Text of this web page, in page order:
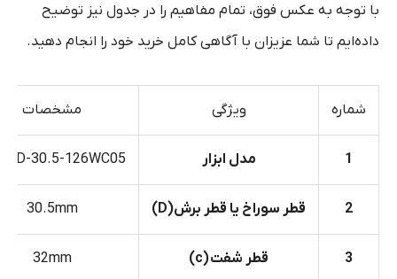
با توجه به عکس فوق، تمام مفاهیم را در جدول نیز توضیح
داده‌ایم تا شما عزیزان با آگاهی کامل خرید خود را انجام دهید.
شماره ویژگی مشخصات
1 مدل ابزار 4D-30.5-126WC05
2 قطر سوراخ یا قطر برش(D)
30.5mm
3 قطر شفت(c)
32mm